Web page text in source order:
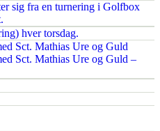
sig fra en turnering i Golfbox
hver torsdag.
Sct. Mathias Ure og Guld
Sct. Mathias Ure og Guld –